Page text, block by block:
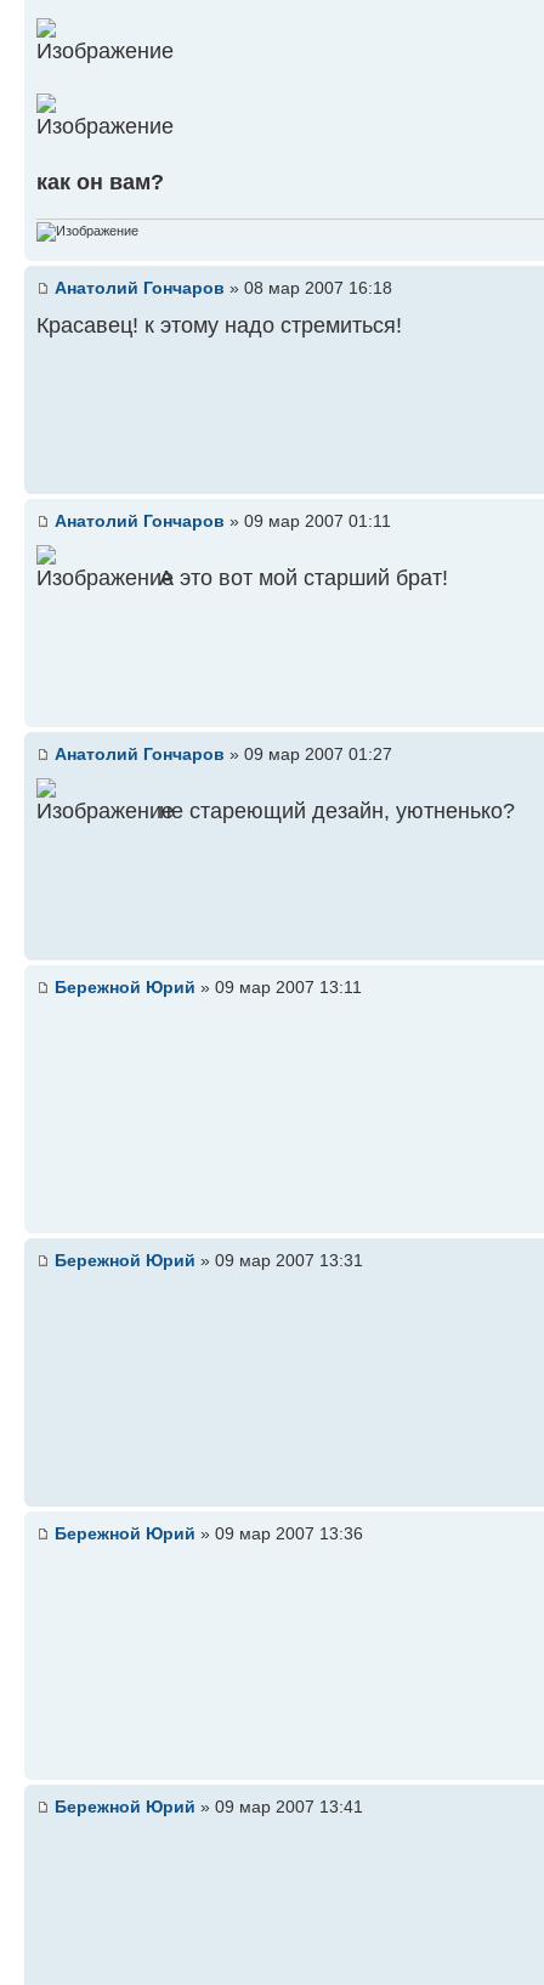
как он вам?
Анатолий Гончаров » 08 мар 2007 16:18
Красавец! к этому надо стремиться!
Анатолий Гончаров » 09 мар 2007 01:11
А это вот мой старший брат!
Анатолий Гончаров » 09 мар 2007 01:27
не стареющий дезайн, уютненько?
Бережной Юрий » 09 мар 2007 13:11
Бережной Юрий » 09 мар 2007 13:31
Бережной Юрий » 09 мар 2007 13:36
Бережной Юрий » 09 мар 2007 13:41